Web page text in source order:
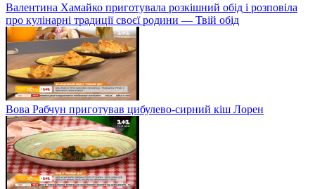
Валентина Хамайко приготувала розкішний обід і розповіла
про кулінарні традиції своєї родини — Твій обід
Вова Рабчун приготував цибулево-сирний кіш Лорен